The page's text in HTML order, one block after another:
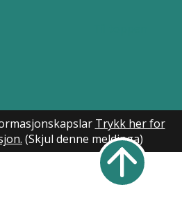
Trykk her for
(Skjul denne meldinga)